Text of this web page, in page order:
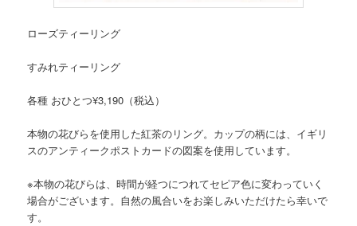
ローズティーリング
すみれティーリング
各種 おひとつ¥3,190（税込）
本物の花びらを使用した紅茶のリング。カップの柄には、イギリ
スのアンティークポストカードの図案を使用しています。
※本物の花びらは、時間が経つにつれてセピア色に変わっていく
場合がございます。自然の風合いをお楽しみいただけたら幸いで
す。